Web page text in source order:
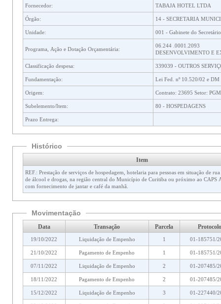
Fornecedor: TABAJA HOTEL LTDA
Órgão: 14 - SECRETARIA
Unidade: 001 - Gabinete do Secretário
Programa, Ação e Dotação Orçamentária:
06.244 .0001.2093
DESENVOLVIMENTO E
Classificação despesa: 339039 - OUTROS
Fundamentação: Lei Fed. nº 10.520/02 e DM
Origem: Contrato: 23695 Setor: PGM
Subelemento/Item: 80 - HOSPEDAGENS
Prazo Entrega:
Histórico
Item
REF.: Prestação de serviços de hospedagem, hotelaria para pessoas em situação de rua que fazem uso
de álcool e drogas, na região central do Município de Curitiba ou próximo ao CAPS
com fornecimento de jantar e café da manhã.
Movimentação
Data Transação Parcela Protocolo
19/10/2022 Liquidação de Empenho 1 01-185751/
21/10/2022 Pagamento de Empenho 1 01-185751/
07/11/2022 Liquidação de Empenho 2 01-207485/
18/11/2022 Pagamento de Empenho 2 01-207485/
15/12/2022 Liquidação de Empenho 3 01-227440/